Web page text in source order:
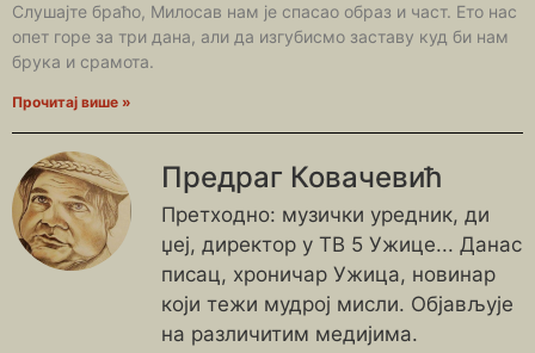
Слушајте браћо, Милосав нам је спасао образ и част. Ето нас
опет горе за три дана, али да изгубисмо заставу куд би нам
брука и срамота.
Прочитај више »
Предраг Ковачевић
Претходно: музички уредник, ди
џеј, директор у ТВ 5 Ужице... Данас
писац, хроничар Ужица, новинар
који тежи мудрој мисли. Објављује
на различитим медијима.